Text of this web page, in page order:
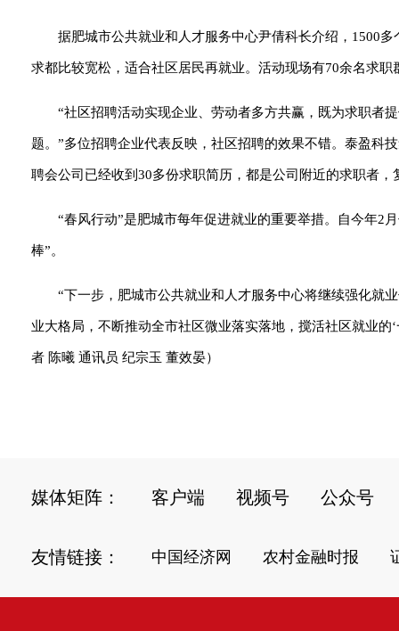
据肥城市公共就业和人才服务中心尹倩科长介绍，1500
求都比较宽松，适合社区居民再就业。活动现场有70余名求
“社区招聘活动实现企业、劳动者多方共赢，既为求职者
题。”多位招聘企业代表反映，社区招聘的效果不错。泰盈科
聘会公司已经收到30多份求职简历，都是公司附近的求职者，
“春风行动”是肥城市每年促进就业的重要举措。自今年2
棒”。
“下一步，肥城市公共就业和人才服务中心将继续强化就
业大格局，不断推动全市社区微业落实落地，搅活社区就业
者 陈曦 通讯员 纪宗玉 董效晏）
媒体矩阵： 客户端 视频号 公众号
友情链接： 中国经济网 农村金融时报